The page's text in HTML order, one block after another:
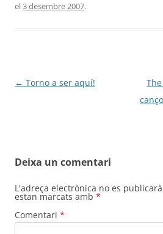
el3 desembre 2007.
Navegació
← Torno a ser aquí!
Deixa un comentari
L'adreça electrònica no es
estan marcats amb *
Comentari *